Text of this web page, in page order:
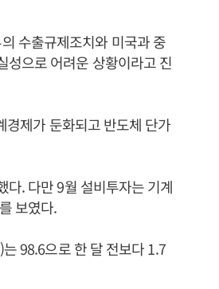
수출규제조치와 미국과 중
성으로 어려운 상황이라고 진
제가 둔화되고 반도체 단가
. 다만 9월 설비투자는 기계
보였다.
98.6으로 한 달 전보다 1.7